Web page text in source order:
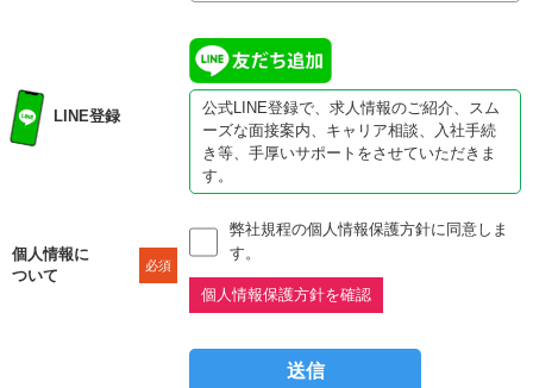
LINE登録
公式LINE登録で、求人情報のご紹介、スム
ーズな面接案内、キャリア相談、入社手続
き等、手厚いサポートをさせていただきま
す。
個人情報に
ついて
必須
弊社規程の個人情報保護方針に同意しま
す。
個人情報保護方針を確認